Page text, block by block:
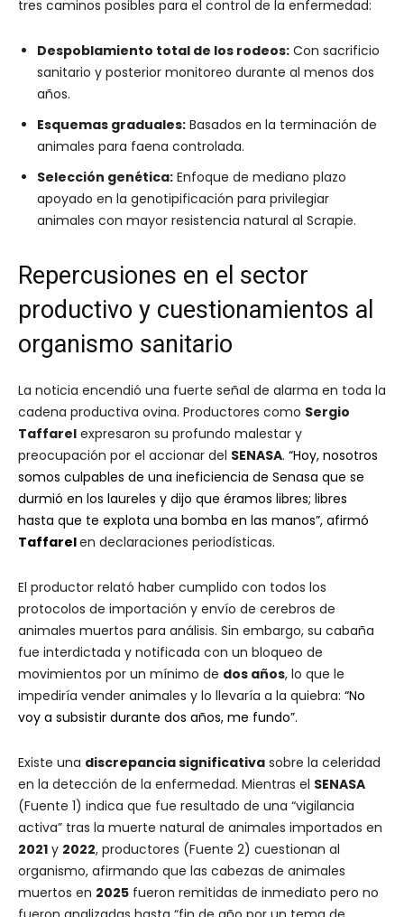
tres caminos posibles para el control de la enfermedad:
Despoblamiento total de los rodeos: Con sacrificio
sanitario y posterior monitoreo durante al menos dos
años.
Esquemas graduales: Basados en la terminación de
animales para faena controlada.
Selección genética: Enfoque de mediano plazo
apoyado en la genotipificación para privilegiar
animales con mayor resistencia natural al Scrapie.
Repercusiones en el sector
productivo y cuestionamientos al
organismo sanitario
La noticia encendió una fuerte señal de alarma en toda la
cadena productiva ovina. Productores como Sergio
Taffarel expresaron su profundo malestar y
preocupación por el accionar del SENASA. “Hoy, nosotros
somos culpables de una ineficiencia de Senasa que se
durmió en los laureles y dijo que éramos libres; libres
hasta que te explota una bomba en las manos”, afirmó
Taffarelen declaraciones periodísticas.
El productor relató haber cumplido con todos los
protocolos de importación y envío de cerebros de
animales muertos para análisis. Sin embargo, su cabaña
fue interdictada y notificada con un bloqueo de
movimientos por un mínimo de dos años, lo que le
impediría vender animales y lo llevaría a la quiebra: “No
voy a subsistir durante dos años, me fundo”.
Existe una discrepancia significativa sobre la celeridad
en la detección de la enfermedad. Mientras el SENASA
(Fuente 1) indica que fue resultado de una “vigilancia
activa” tras la muerte natural de animales importados en
2021 y 2022, productores (Fuente 2) cuestionan al
organismo, afirmando que las cabezas de animales
muertos en 2025 fueron remitidas de inmediato pero no